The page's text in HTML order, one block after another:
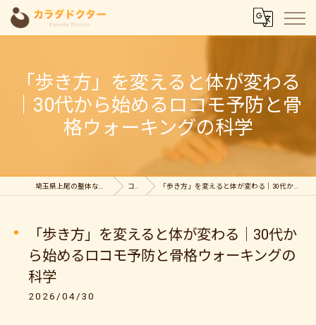
「歩き方」を変えると体が変わる
｜30代から始めるロコモ予防と骨
格ウォーキングの科学
コラム 「歩き方」を変えると体が変わる｜30代から始めるロコモ予防と骨格ウォーキングの科学
「歩き方」を変えると体が変わる｜30代か
ら始めるロコモ予防と骨格ウォーキングの
科学
2026/04/30